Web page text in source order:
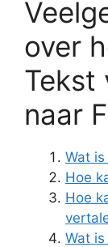
over
Tekst
naar
Wat
Hoe
Hoe
Wat